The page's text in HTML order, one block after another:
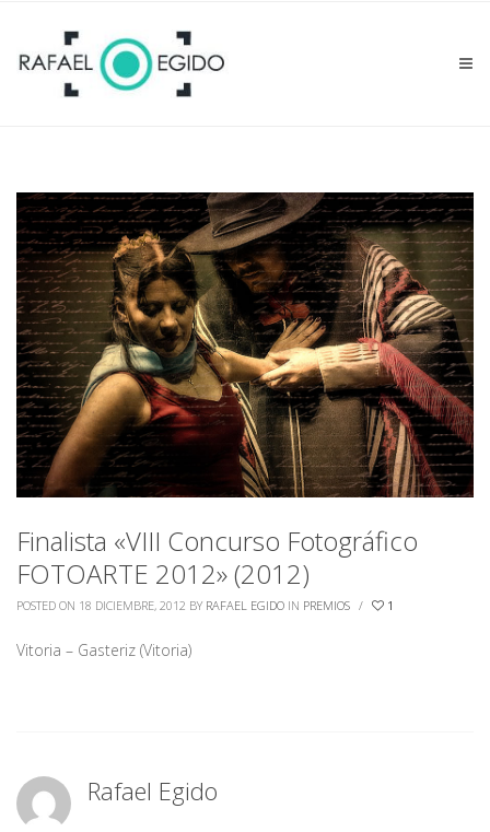
Finalista «VIII Concurso Fotográfico
FOTOARTE 2012» (2012)
POSTED ON 18 DICIEMBRE, 2012 BY RAFAEL EGIDO IN PREMIOS / 1
Vitoria – Gasteriz (Vitoria)
Rafael Egido